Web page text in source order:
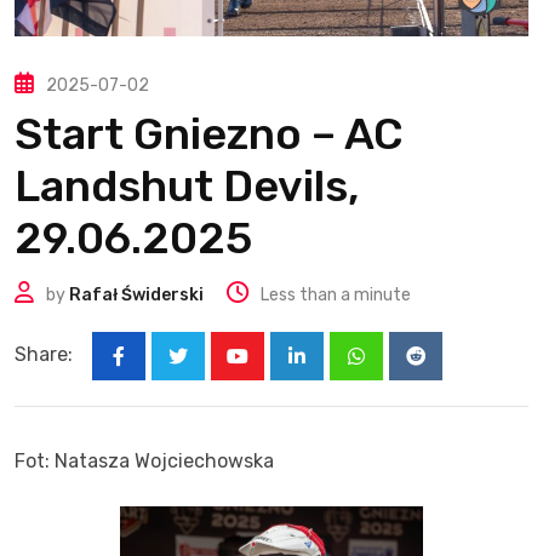
2025-07-02
Start Gniezno – AC
Landshut Devils,
29.06.2025
by Rafał Świderski Less than a minute
Share:
LinkedInWhatsappReddit
Fot: Natasza Wojciechowska